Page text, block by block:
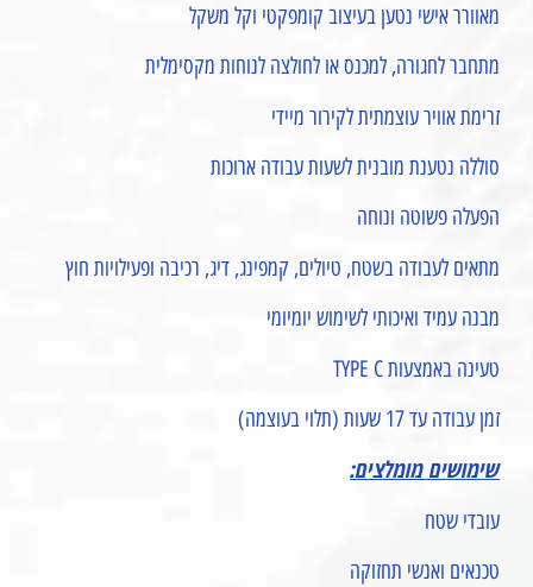
מאוורר אישי נטען בעיצוב קומפקטי וקל משקל
מתחבר לחגורה, למכנס או לחולצה לנוחות מקסימלית
זרימת אוויר עוצמתית לקירור מיידי
סוללה נטענת מובנית לשעות עבודה ארוכות
הפעלה פשוטה ונוחה
מתאים לעבודה בשטח, טיולים, קמפינג, דיג, רכיבה ופעילויות חוץ
מבנה עמיד ואיכותי לשימוש יומיומי
טעינה באמצעות TYPE C
זמן עבודה עד 17 שעות (תלוי בעוצמה)
שימושים מומלצים:
עובדי שטח
טכנאים ואנשי תחזוקה